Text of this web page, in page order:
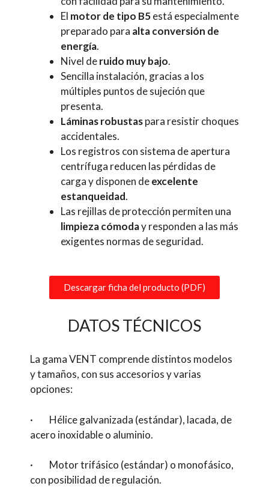
El motor de tipo B5está especialmente
preparado para alta conversión de
energía.
Nivel deruido muy bajo.
Sencilla instalación, gracias a los
múltiples puntos de sujeción que
presenta.
Láminas robustaspara resistir choques
accidentales.
Los registros con sistema de apertura
centrífuga reducen las pérdidas de
carga y disponen deexcelente
estanqueidad.
Las rejillas de protección permiten una
limpieza cómoday responden a las más
exigentes normas de seguridad.
Descargar ficha del producto (PDF)
DATOS TÉCNICOS
La gama VENT comprende distintos modelos
y tamaños, con sus accesorios y varias
opciones:
· Hélice galvanizada (estándar), lacada, de
acero inoxidable o aluminio.
· Motor trifásico (estándar) o monofásico,
con posibilidad de regulación.